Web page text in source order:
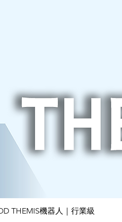
THEMIS機器人｜行業級